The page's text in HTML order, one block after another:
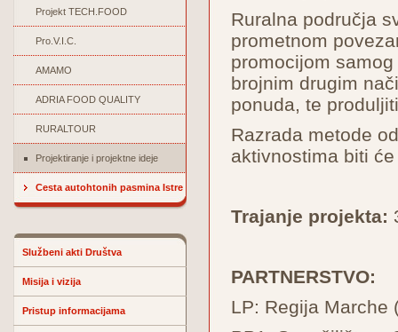
Projekt TECH.FOOD
Pro.V.I.C.
AMAMO
ADRIA FOOD QUALITY
RURALTOUR
Projektiranje i projektne ideje
Cesta autohtonih pasmina Istre
Službeni akti Društva
Misija i vizija
Pristup informacijama
Ruralna područja
prometnom
promocijom
brojnim drugim
ponuda, te
Razrada metode
aktivnostima biti
Trajanje projekta:
PARTNERSTVO:
LP: Regija Marche